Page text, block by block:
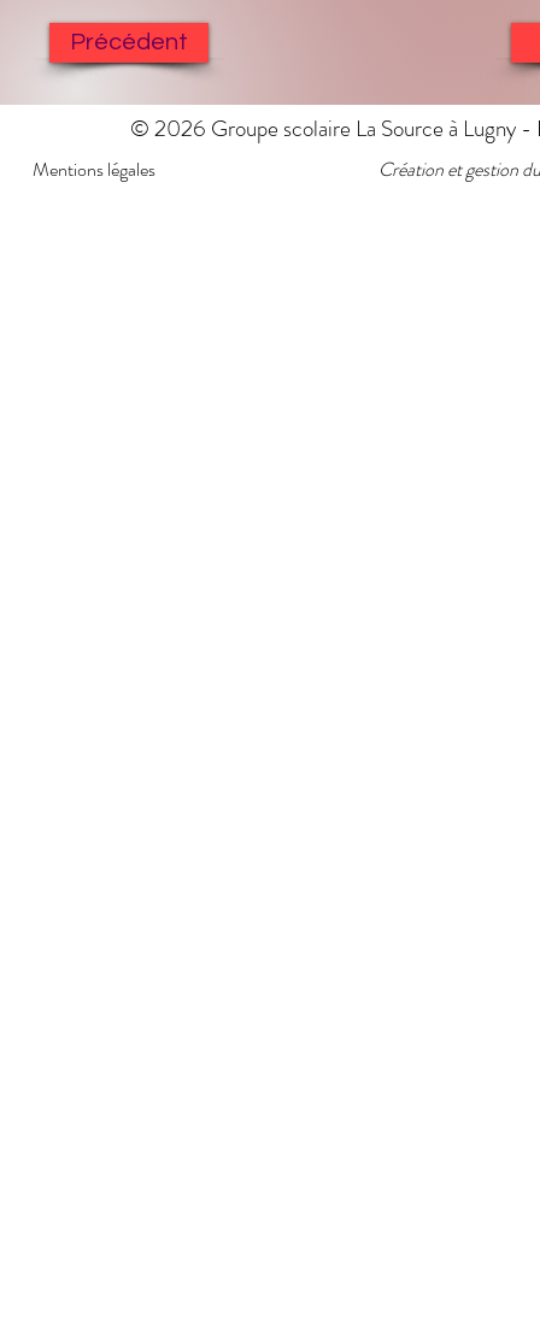
Précédent
© 2026 Groupe scolaire La Source à Lugny
Mentions légales Création et gestion